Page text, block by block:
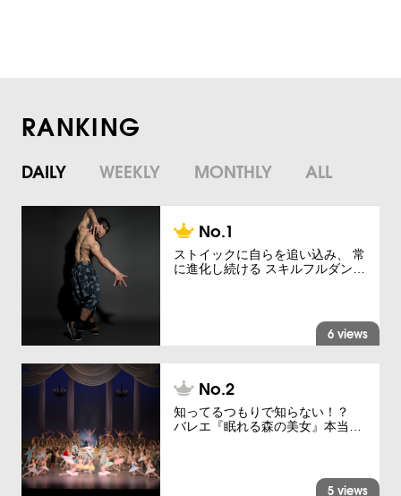
RANKING
DAILY WEEKLY MONTHLY ALL
ストイックに自らを追い込み、 常
に進化し続ける スキルフルダン…
6 views
知ってるつもりで知らない！？
バレエ『眠れる森の美女』本当…
5 views